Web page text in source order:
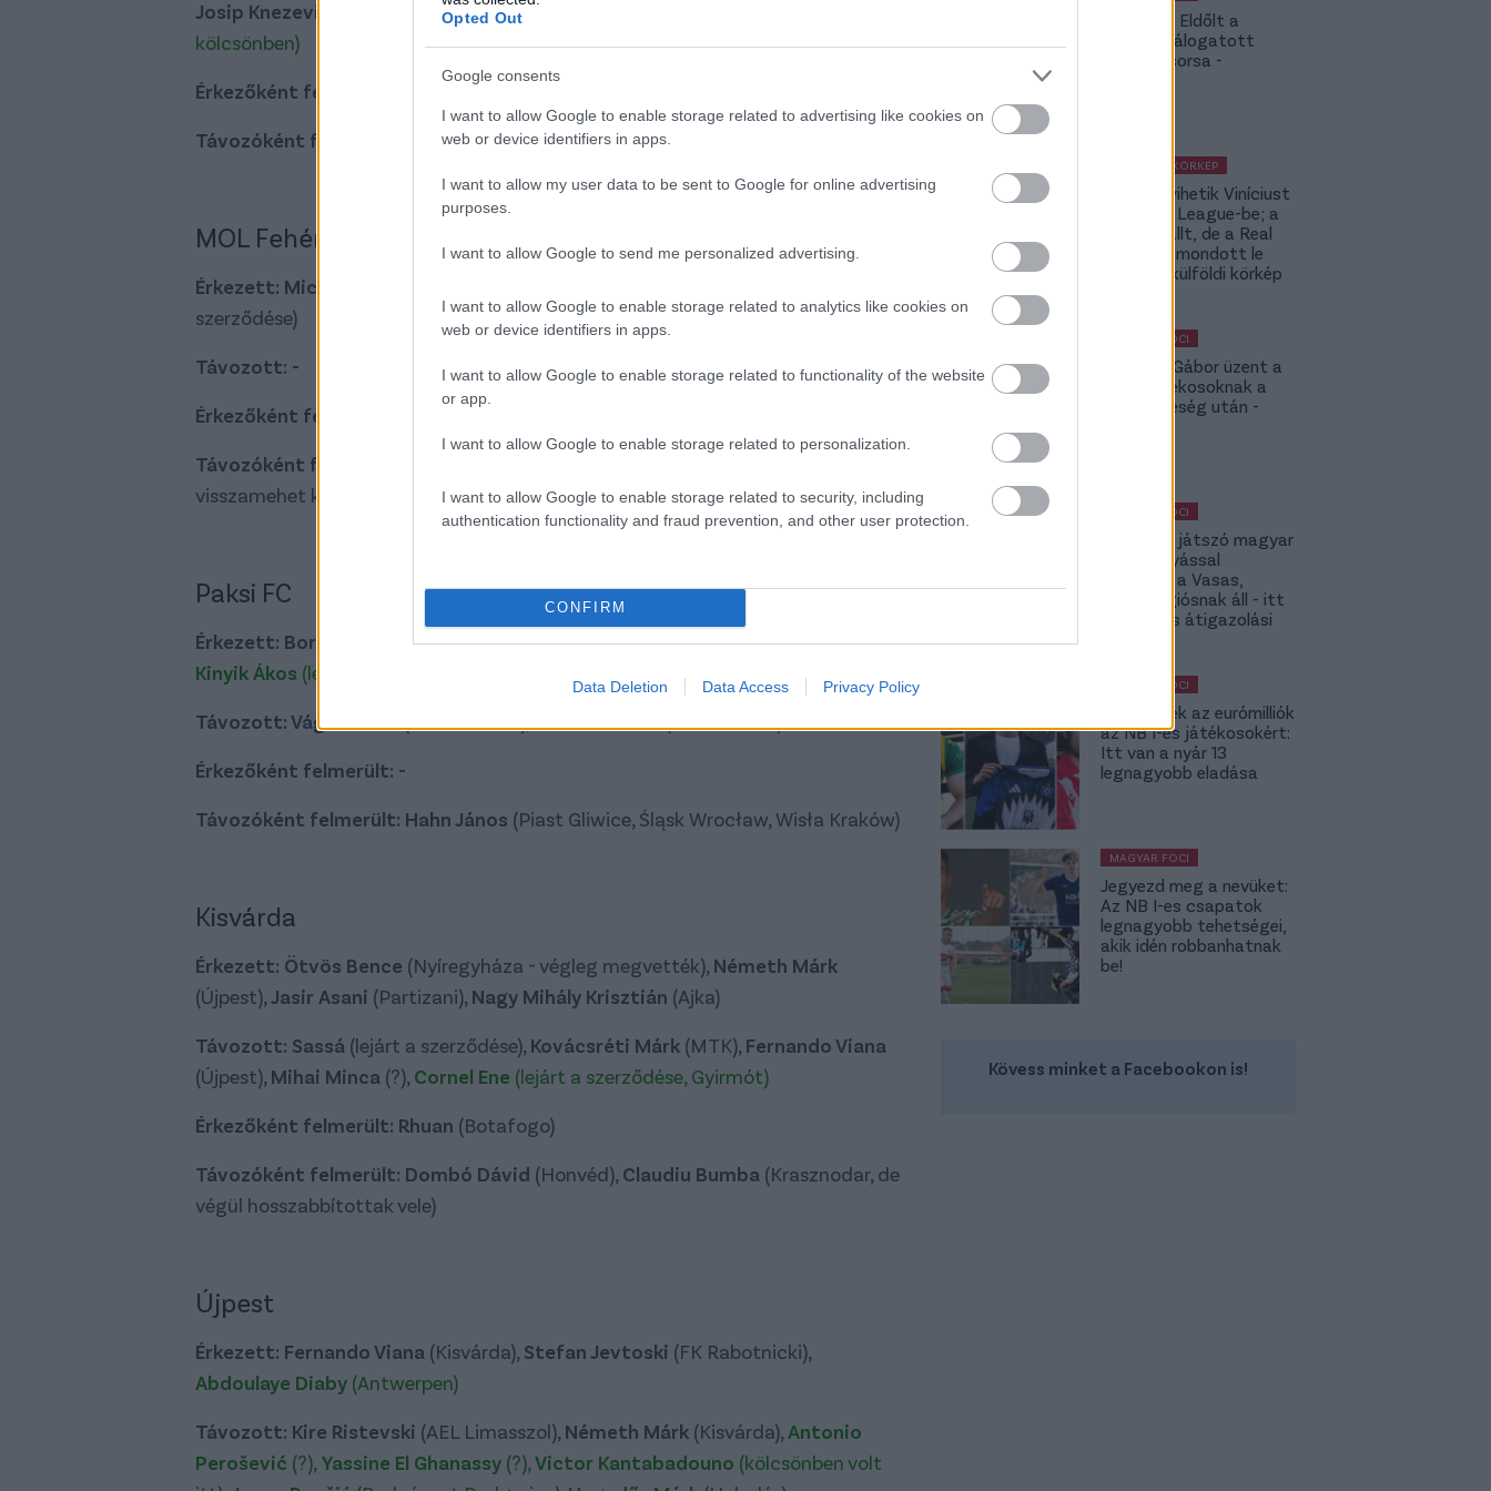
Opted Out
Google consents
I want to allow Google to enable storage related to advertising like cookies on
web or device identifiers in apps.
I want to allow my user data to be sent to Google for online advertising
purposes.
I want to allow Google to send me personalized advertising.
I want to allow Google to enable storage related to analytics like cookies on
web or device identifiers in apps.
I want to allow Google to enable storage related to functionality of the website
or app.
I want to allow Google to enable storage related to personalization.
I want to allow Google to enable storage related to security, including
authentication functionality and fraud prevention, and other user protection.
CONFIRM
Data Deletion Data Access Privacy Policy
Josip Knezevic
Thomas Meissner(Hansa Rostock),
kölcsönben)
Érkezőként felmerült: -
Távozóként felmerült: Madarász Márk(Gyirmót / Mezőkövesd)
MOL Fehérvár FC
Érkezett: Michael Lüftner
szerződése)
Távozott: -
Érkezőként felmerült: -
Távozóként felmerült: Elek Ákos
visszamehet kölcsönjátékából)
Paksi FC
Érkezett: Borsos Vilmos(Dorog, kölcsönből vissza),Kesztyűs Barna(Honvéd),
Kinyik Ákos (legutóbb DVSC)
Távozott: Vági András
Érkezőként felmerült: -
Távozóként felmerült: Hahn János (Piast Gliwice, Śląsk Wrocław, Wisła Kraków)
Kisvárda
Érkezett: Ötvös Bence (Nyíregyháza - végleg megvették), Németh Márk
(Újpest),Jasir Asani (Partizani), Nagy Mihály Krisztián (Ajka)
Távozott: Sassá (lejárt a szerződése), Kovácsréti Márk (MTK), Fernando Viana
(Újpest), Mihai Minca (?), Cornel Ene (lejárt a szerződése, Gyirmót)
Érkezőként felmerült: Rhuan (Botafogo)
Távozóként felmerült: Dombó Dávid (Honvéd), Claudiu Bumba (Krasznodar, de
végül hosszabbítottak vele)
Újpest
Érkezett: Fernando Viana (Kisvárda), Stefan Jevtoski (FK Rabotnicki),
Abdoulaye Diaby (Antwerpen)
Távozott: Kire Ristevski (AEL Limasszol), Németh Márk (Kisvárda), Antonio
Perošević (?), Yassine El Ghanassy (?),Victor Kantabadouno (kölcsönben volt
Légiósok: Eldőlt a
magyar válogatott
támadó sorsa -
KÜLFÖLDI KÖRKÉP
Ennyiért vihetik Viníciust
a Premier League-be; a
PSG kiszállt, de a Real
még nem mondott le
Rodriról- külföldi körkép
MAGYAR FOCI
Kubatov Gábor üzent a
Fradi-játékosoknak a
paksi vereség után -
MAGYAR FOCI
Külföldön játszó magyar
középpályással
erősített a Vasas,
Vitális légiósnak áll - itt
az NB I-es átigazolási
MAGYAR FOCI
Röpködnek az eurómilliók
az NB I-es játékosokért:
Itt van a nyár 13
legnagyobb eladása
MAGYAR FOCI
Jegyezd meg a nevüket:
Az NB I-es csapatok
legnagyobb tehetségei,
akik idén robbanhatnak
be!
Kövess minket a Facebookon is!